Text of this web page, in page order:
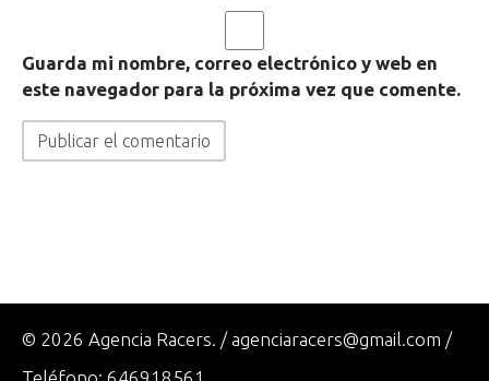
Guarda mi nombre, correo electrónico y web en
este navegador para la próxima vez que comente.
© 2026 Agencia Racers. / agenciaracers@gmail.com /